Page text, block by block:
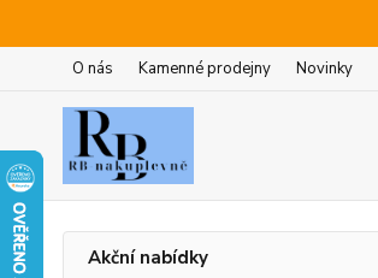
O nás Kamenné prodejny Novinky
Akční nabídky